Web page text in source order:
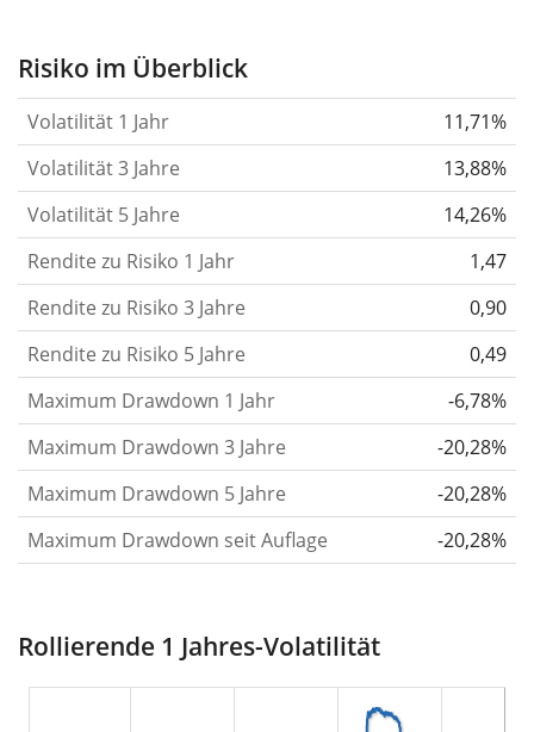
Aktie, des ETF, usw.) in der Vergangenheit
gelten im Allgemeinen als risikoreicher. Wir
berechnen die Volatilität auf Basis der Daten der
letzten 1, 3 und 5 Jahre, damit du sehen kannst, ob
die Kursschwankungen im Laufe der Zeit stärker
oder schwächer wurden. Weitere Informationen
findest du in unserem Artikel:
Risikomaß.
Rendite pro Risikofür Zeiträume von 1, 3 und 5
Jahren. Diese Kennzahl ist definiert als die
annualisierte (d. h. auf einen Einjahreszeitraum
umgerechnete) historische Rendite geteilt durch die
historische annualisierte Volatilität.Rendite pro
Risiko setzt die historische Rendite eines
das Ausmaß der Kursschwankungen, die man in
Kauf nehmen musste, um von der Rendite des
Wertpapiers zu profitieren. Wir berechnen diese
Risiko im Überblick
Volatilität 1 Jahr
11,71%
Volatilität 3 Jahre
13,88%
Volatilität 5 Jahre
14,26%
Rendite zu Risiko 1 Jahr
1,47
Rendite zu Risiko 3 Jahre
0,90
Rendite zu Risiko 5 Jahre
0,49
Maximum Drawdown 1 Jahr
-6,78%
Maximum Drawdown 3 Jahre
-20,28%
Maximum Drawdown 5 Jahre
-20,28%
Maximum Drawdown seit Auflage
-20,28%
Rollierende 1 Jahres-Volatilität